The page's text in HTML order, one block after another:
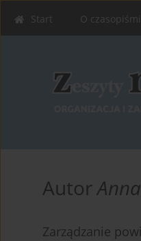
Start O
Autor
Zarządzanie